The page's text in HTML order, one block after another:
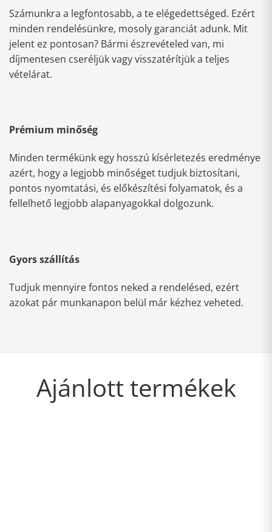
Számunkra a legfontosabb, a te elégedettséged. Ezért
minden rendelésünkre, mosoly garanciát adunk. Mit
jelent ez pontosan? Bármi észrevételed van, mi
díjmentesen cseréljük vagy visszatérítjük a teljes
vételárat.
Prémium minőség
Minden termékünk egy hosszú kísérletezés eredménye
azért, hogy a legjobb minőséget tudjuk biztosítani,
pontos nyomtatási, és előkészítési folyamatok, és a
fellelhető legjobb alapanyagokkal dolgozunk.
Gyors szállítás
Tudjuk mennyire fontos neked a rendelésed, ezért
azokat pár munkanapon belül már kézhez veheted.
Ajánlott termékek